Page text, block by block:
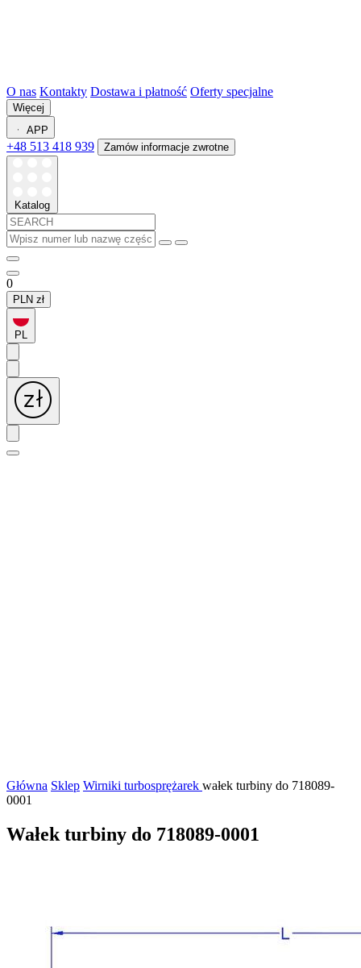
O nas Kontakty Dostawa i płatność Oferty specjalne
Więcej
APP
+48 513 418 939 Zamów informacje zwrotne
Katalog
0
PLN zł
PL
Główna Sklep Wirniki turbosprężarek wałek turbiny do 718089-
0001
Wałek turbiny do 718089-0001